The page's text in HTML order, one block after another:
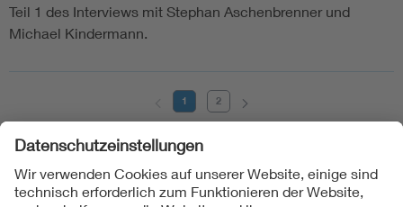
Teil 1 des Interviews mit Stephan Aschenbrenner und
Michael Kindermann.
1 2
Folgen Sie uns